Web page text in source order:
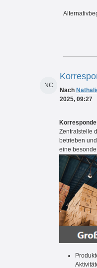
NC
Nach
2025, 09:27
Zentralstelle
betrieben
eine